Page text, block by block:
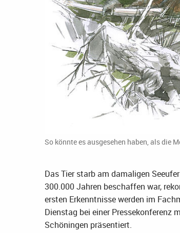
So könnte es ausgesehen haben, als die
Das Tier starb am damaligen
300.000 Jahren beschaffen war,
ersten Erkenntnisse werden im
Dienstag bei einer Pressekonferenz
Schöningen präsentiert.